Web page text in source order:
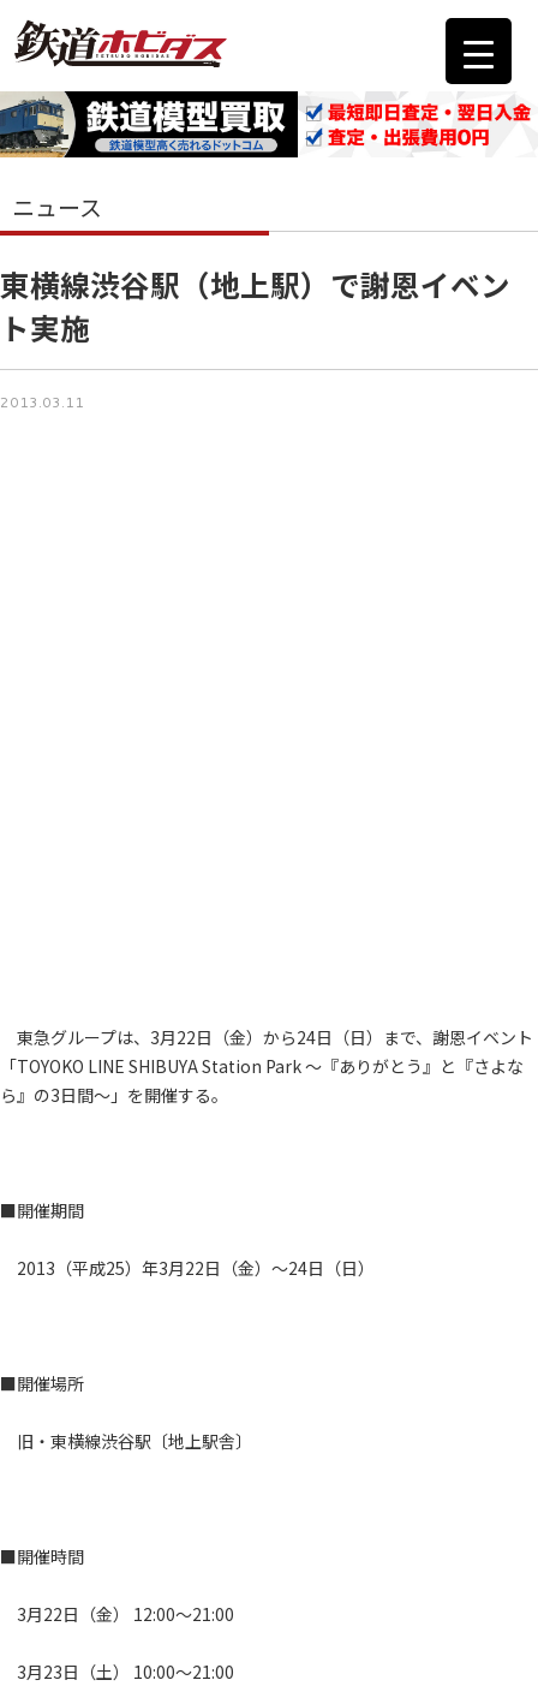
ニュース
東横線渋谷駅（地上駅）で謝恩イベン
ト実施
2013.03.11
東急グループは、3月22日（金）から24日（日）まで、謝恩イベント
「TOYOKO LINE SHIBUYA Station Park ～『ありがとう』と『さよな
ら』の3日間～」を開催する。
■開催期間
2013（平成25）年3月22日（金）～24日（日）
■開催場所
旧・東横線渋谷駅〔地上駅舎〕
■開催時間
3月22日（金） 12:00～21:00
3月23日（土） 10:00～21:00